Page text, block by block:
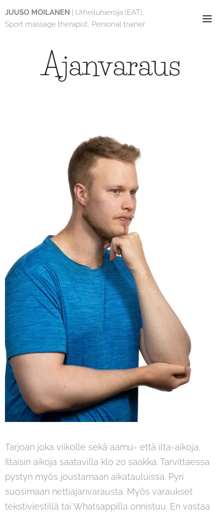
JUUSO MOILANEN | Urheiluhieroja (EAT),
Sport massage therapist, Personal trainer
Ajanvaraus
Tarjoan joka viikolle sekä aamu- että ilta-aikoja.
Iltaisin aikoja saatavilla klo 20 saakka. Tarvittaessa
pystyn myös joustamaan aikatauluissa. Pyri
suosimaan nettiajanvarausta. Myös varaukset
tekstiviestillä tai Whatsappilla onnistuu. En vastaa